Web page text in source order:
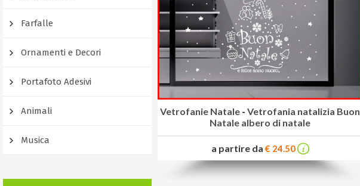
Farfalle
Ornamenti e Decori
Portafoto Adesivi
Animali
Musica
Vetrofanie Natale -Vetrofania natalizia Buon
Natale albero di natale
a partire da € 24.50